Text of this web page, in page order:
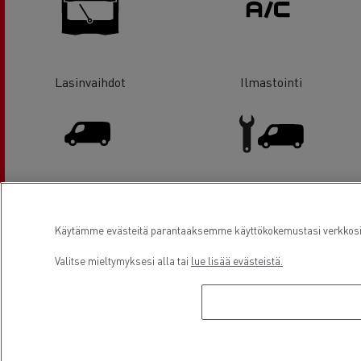
Lasinvaihdot Ilmastointi
Käytämme evästeitä parantaaksemme käyttökokemustasi
Valitse mieltymyksesi alla tai lue lisää evästeistä.